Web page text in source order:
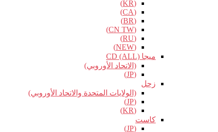
(KR)
(CA)
(BR)
(CN TW)
(RU)
(NEW)
ميجا CD (ALL)
(الاتحاد الأوروبي)
(JP)
زحل
(الولايات المتحدة والاتحاد الأوروبي)
(JP)
(KR)
كاست
(JP)